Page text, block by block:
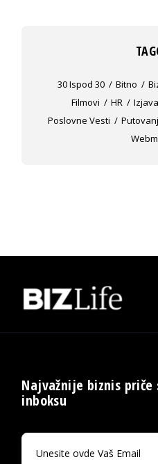
30 Ispod 30 Bitno
Filmovi
HR
Poslovne Vesti
Najvažnije biznis priče
inboksu